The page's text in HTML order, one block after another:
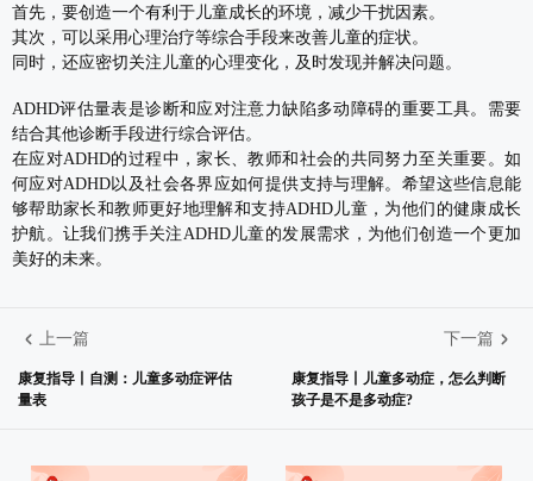
首先，要创造一个有利于儿童成长的环境，减少干扰因素。
其次，可以采用心理治疗等综合手段来改善儿童的症状。
同时，还应密切关注儿童的心理变化，及时发现并解决问题。
ADHD评估量表是诊断和应对注意力缺陷多动障碍的重要工具。需要
结合其他诊断手段进行综合评估。
在应对ADHD的过程中，家长、教师和社会的共同努力至关重要。如
何应对ADHD以及社会各界应如何提供支持与理解。希望这些信息能
够帮助家长和教师更好地理解和支持ADHD儿童，为他们的健康成长
护航。让我们携手关注ADHD儿童的发展需求，为他们创造一个更加
美好的未来。
上一篇
康复指导丨自测：儿童多动症评估
量表
下一篇
康复指导丨儿童多动症，怎么判断
孩子是不是多动症?